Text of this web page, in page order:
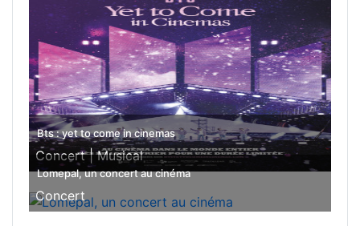
Bts : yet to come in cinemas
Concert |Musical
Lomepal, un concert au cinéma
Concert